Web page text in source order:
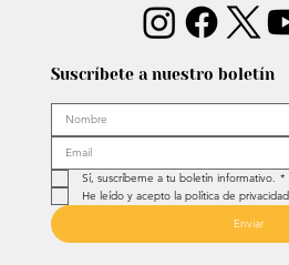
Suscríbete a nuestro boletín
Sí, suscríbeme a tu boletín informativo. *
He leído y acepto la política de privacidad
Enviar